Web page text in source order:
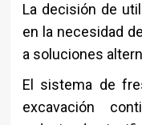
La decisión de
en la necesidad
a soluciones
El sistema de
excavación